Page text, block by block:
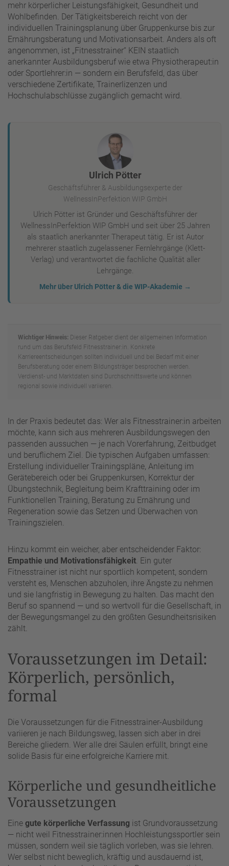
mehr körperlicher Leistungsfähigkeit, Gesundheit und
Wohlbefinden. Der Tätigkeitsbereich reicht von der
individuellen Trainingsplanung über Gruppenkurse bis zur
Ernährungsberatung und Motivationsarbeit. Anders als oft
angenommen, ist „Fitnesstrainer“ KEIN staatlich
anerkannter Ausbildungsberuf wie etwa Physiotherapeut:in
oder Sportlehrer:in — sondern ein Berufsfeld, das über
verschiedene Zertifikate, Trainerlizenzen und
Hochschulabschlüsse zugänglich gemacht wird.
Ulrich Pötter
Geschäftsführer & Ausbildungsexperte der
WellnessInPerfektion WIP GmbH
Ulrich Pötter ist Gründer und Geschäftsführer der
WellnessInPerfektion WIP GmbH und seit über 25 Jahren
als staatlich anerkannter Therapeut tätig. Er ist Autor
mehrerer staatlich zugelassener Fernlehrgänge (Klett-
Verlag) und verantwortet die fachliche Qualität aller
Lehrgänge.
Mehr über Ulrich Pötter & die WIP-Akademie →
Wichtiger Hinweis: Dieser Ratgeber dient der allgemeinen Information
rund um das Berufsfeld Fitnesstrainer:in. Konkrete
Karriereentscheidungen sollten individuell und bei Bedarf mit einer
Berufsberatung oder einem Bildungsträger besprochen werden.
Verdienst- und Marktdaten sind Durchschnittswerte und können
regional sowie individuell variieren.
In der Praxis bedeutet das: Wer als Fitnesstrainer:in arbeiten
möchte, kann sich aus mehreren Ausbildungswegen den
passenden aussuchen — je nach Vorerfahrung, Zeitbudget
und beruflichem Ziel. Die typischen Aufgaben umfassen:
Erstellung individueller Trainingspläne, Anleitung im
Gerätebereich oder bei Gruppenkursen, Korrektur der
Übungstechnik, Begleitung beim Krafttraining oder im
Funktionellen Training, Beratung zu Ernährung und
Regeneration sowie das Setzen und Überwachen von
Trainingszielen.
Hinzu kommt ein weicher, aber entscheidender Faktor:
Empathie und Motivationsfähigkeit. Ein guter
Fitnesstrainer ist nicht nur sportlich kompetent, sondern
versteht es, Menschen abzuholen, ihre Ängste zu nehmen
und sie langfristig in Bewegung zu halten. Das macht den
Beruf so spannend — und so wertvoll für die Gesellschaft, in
der Bewegungsmangel zu den größten Gesundheitsrisiken
zählt.
Voraussetzungen im Detail:
Körperlich, persönlich,
formal
Die Voraussetzungen für die Fitnesstrainer-Ausbildung
variieren je nach Bildungsweg, lassen sich aber in drei
Bereiche gliedern. Wer alle drei Säulen erfüllt, bringt eine
solide Basis für eine erfolgreiche Karriere mit.
Körperliche und gesundheitliche
Voraussetzungen
Eine gute körperliche Verfassung ist Grundvoraussetzung
— nicht weil Fitnesstrainer:innen Hochleistungssportler sein
müssen, sondern weil sie täglich vorleben, was sie lehren.
Wer selbst nicht beweglich, kräftig und ausdauernd ist,